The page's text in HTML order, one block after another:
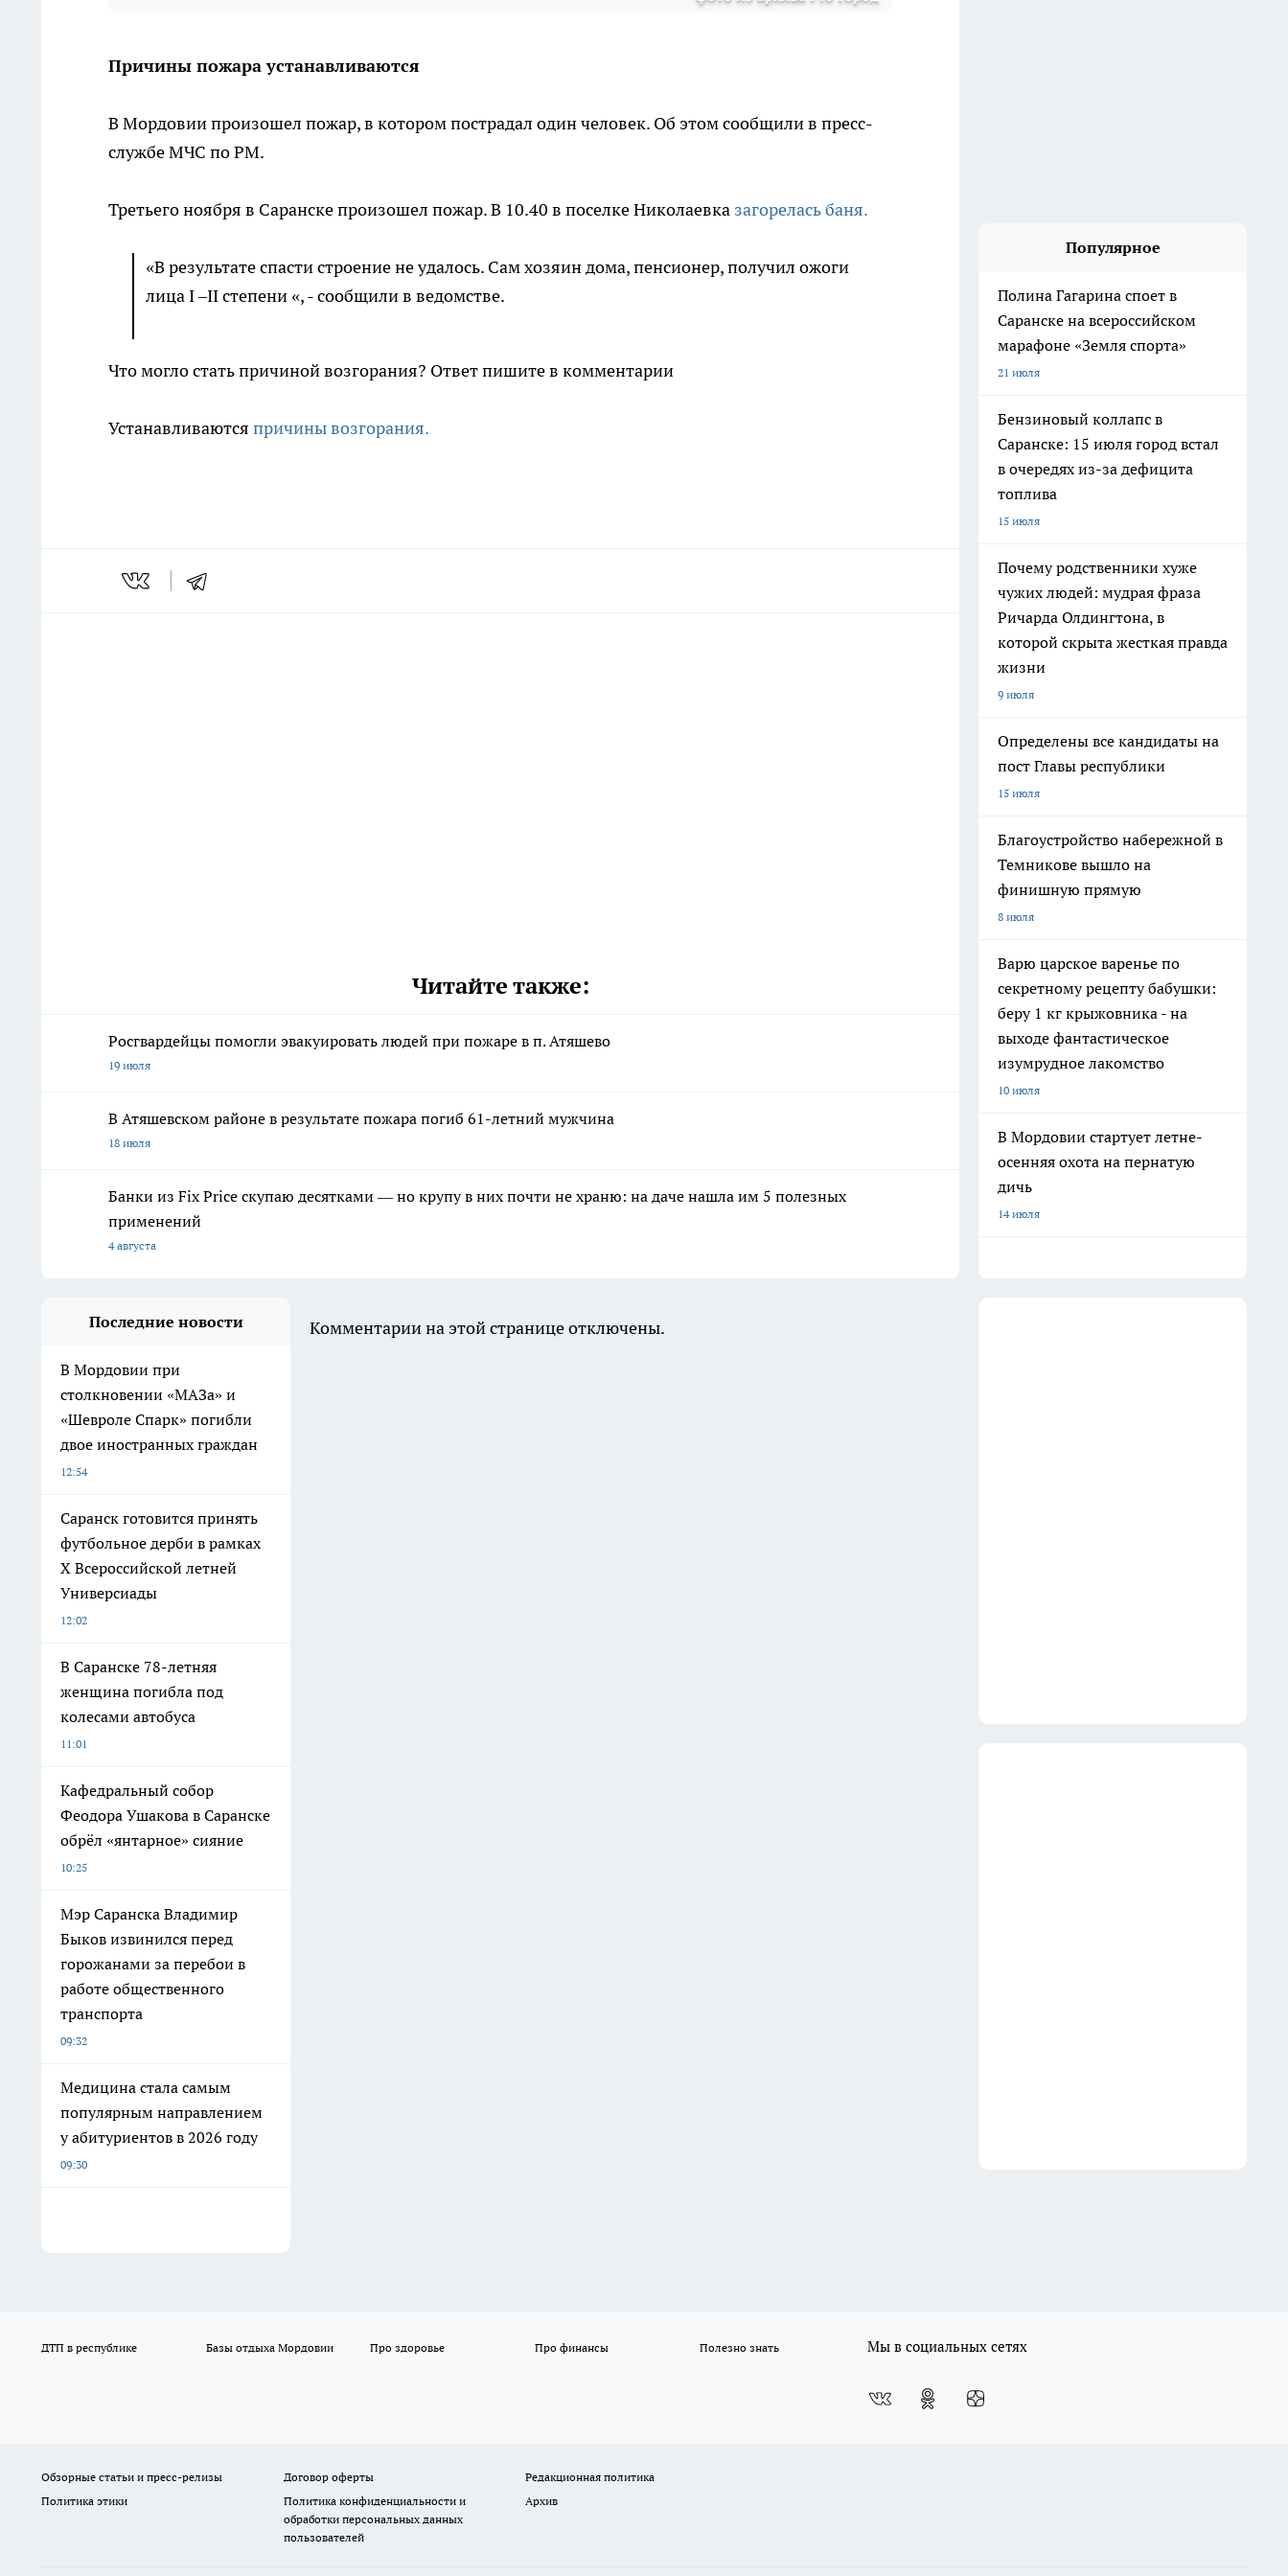
Причины пожара устанавливаются
В Мордовии произошел пожар, в котором пострадал один человек. Об этом сообщили в пресс-
службе МЧС по РМ.
Третьего ноября в Саранске произошел пожар. В 10.40 в поселке Николаевка загорелась баня.
«В результате спасти строение не удалось. Сам хозяин дома, пенсионер, получил ожоги
лица I –II степени «, - сообщили в ведомстве.
Что могло стать причиной возгорания? Ответ пишите в комментарии
Устанавливаются причины возгорания.
Читайте также:
Росгвардейцы помогли эвакуировать людей при пожаре в п. Атяшево
19 июля
В Атяшевском районе в результате пожара погиб 61-летний мужчина
18 июля
Банки из Fix Price скупаю десятками — но крупу в них почти не храню: на даче нашла им 5 полезных
применений
4 августа
Популярное
Полина Гагарина споет в
Саранске на всероссийском
марафоне «Земля спорта»
21 июля
Бензиновый коллапс в
Саранске: 15 июля город встал
в очередях из-за дефицита
топлива
15 июля
Почему родственники хуже
чужих людей: мудрая фраза
Ричарда Олдингтона, в
которой скрыта жесткая правда
жизни
9 июля
Определены все кандидаты на
пост Главы республики
15 июля
Благоустройство набережной в
Темникове вышло на
финишную прямую
8 июля
Варю царское варенье по
секретному рецепту бабушки:
беру 1 кг крыжовника - на
выходе фантастическое
изумрудное лакомство
10 июля
В Мордовии стартует летне-
осенняя охота на пернатую
дичь
14 июля
Последние новости
В Мордовии при
столкновении «МАЗа» и
«Шевроле Спарк» погибли
двое иностранных граждан
12:54
Саранск готовится принять
футбольное дерби в рамках
X Всероссийской летней
Универсиады
12:02
В Саранске 78-летняя
женщина погибла под
колесами автобуса
11:01
Кафедральный собор
Феодора Ушакова в Саранске
обрёл «янтарное» сияние
10:25
Мэр Саранска Владимир
Быков извинился перед
горожанами за перебои в
работе общественного
транспорта
09:32
Медицина стала самым
популярным направлением
у абитуриентов в 2026 году
09:30
Комментарии на этой странице отключены.
ДТП в республике Базы отдыха Мордовии Про здоровье Про финансы Полезно знать Мы в социальных сетях
Обзорные статьи и пресс-релизы Договор оферты
Редакционная политика
Политика этики
Политика конфиденциальности и
обработки персональных данных
пользователей
Архив